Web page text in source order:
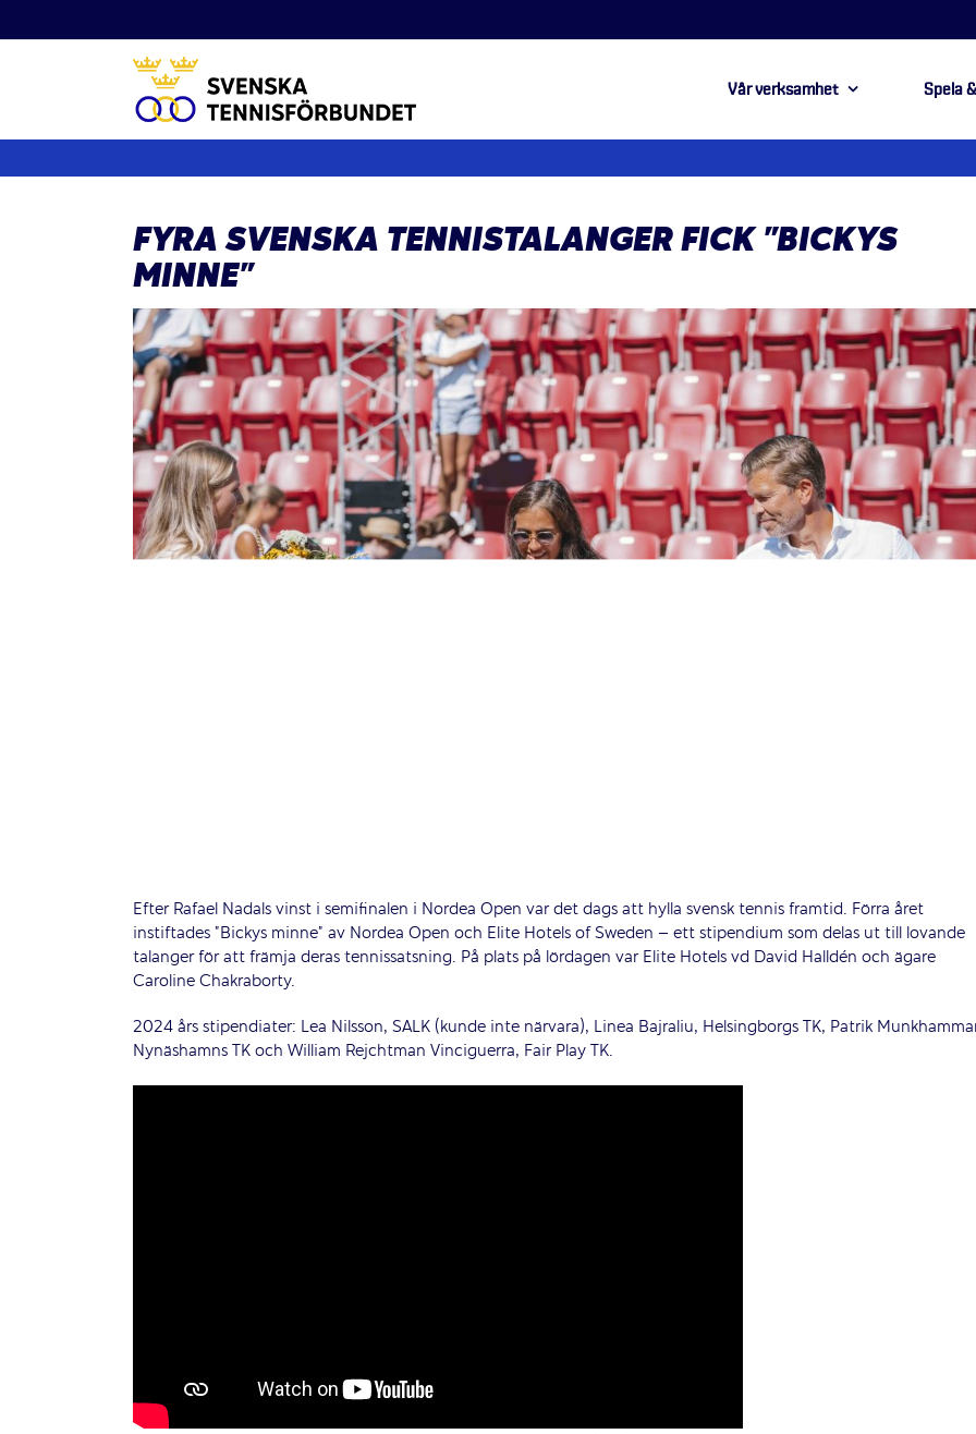
till
Vår verksamhet Spela
FYRA SVENSKA TENNISTALANGER FICK ”BICKYS
MINNE”
Efter Rafael Nadals vinst i semifinalen i Nordea Open var det dags att hylla svensk tennis framtid. Förra året
instiftades ”Bickys minne” av Nordea Open och Elite Hotels of Sweden – ett stipendium som delas ut till lovande
talanger för att främja deras tennissatsning. På plats på lördagen var Elite Hotels vd David Halldén och ägare
Caroline Chakraborty.
2024 års stipendiater: Lea Nilsson, SALK (kunde inte närvara), Linea Bajraliu, Helsingborgs TK, Patrik
Nynäshamns TK och William Rejchtman Vinciguerra, Fair Play TK.